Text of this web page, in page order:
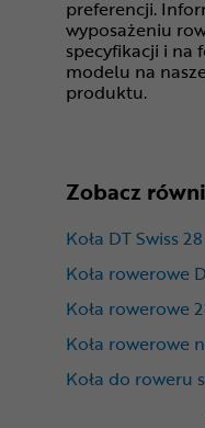
preferencji.
wyposażeniu
specyfikacji i na
modelu na
produktu.
Zobacz
Koła DT Swiss
Koła rowerowe
Koła rowerowe
Koła rowerowe
Koła do roweru
Koła rowerowe